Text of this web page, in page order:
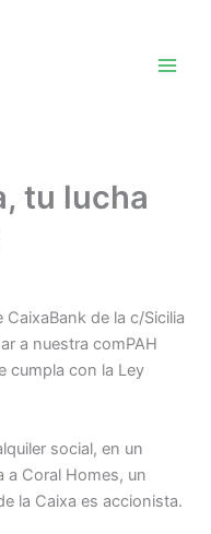
tu lucha
de la c/Sicilia
a nuestra comPAH
cumpla con la Ley
social, en un
a Coral Homes, un
la Caixa es accionista.